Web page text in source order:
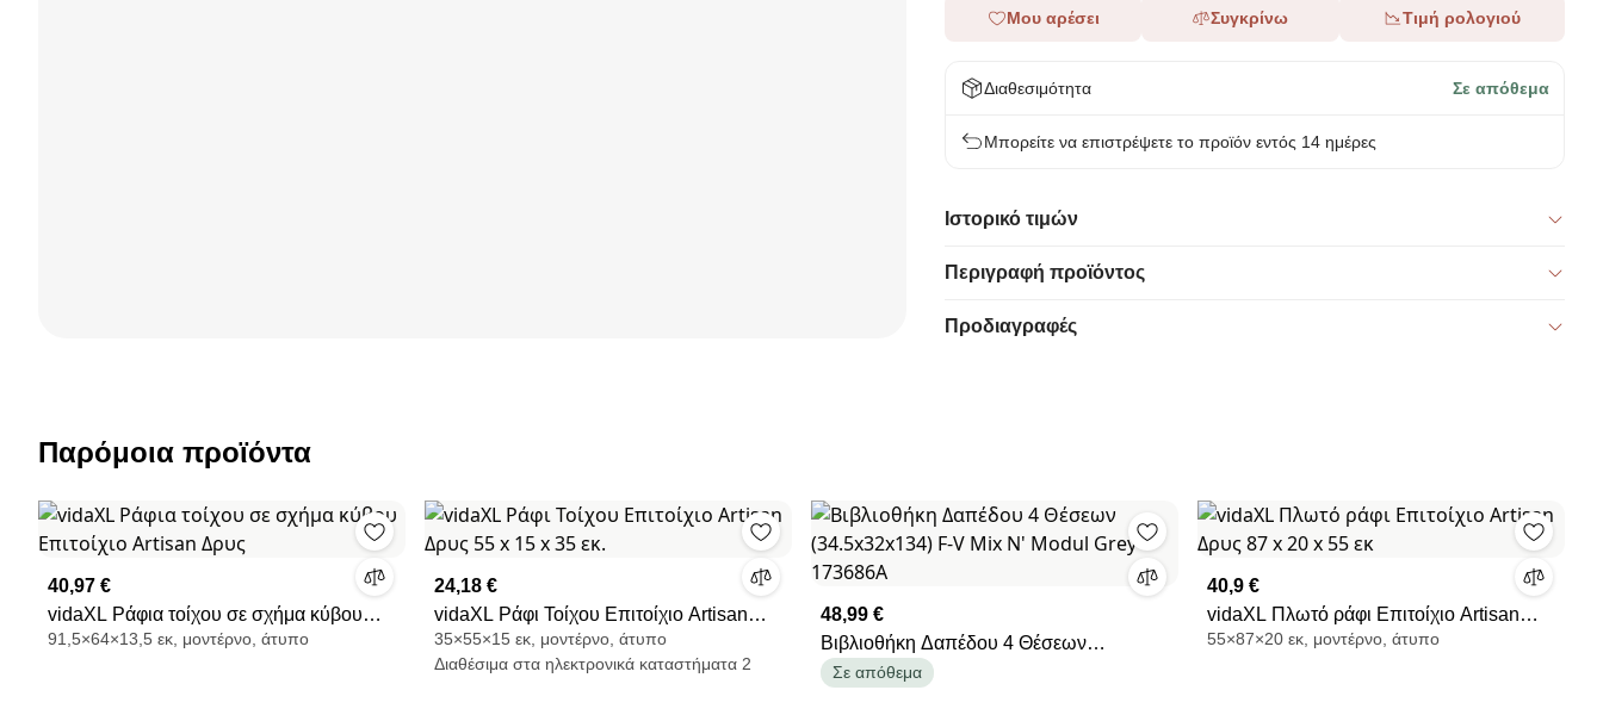
Μου αρέσει Συγκρίνω Τιμή ρολογιού
Διαθεσιμότητα Σε απόθεμα
Μπορείτε να επιστρέψετε το προϊόν εντός 14 ημέρες
Ιστορικό τιμών
Περιγραφή προϊόντος
Προδιαγραφές
Παρόμοια προϊόντα
40,97 €
vidaXL Ράφια τοίχου σε σχήμα κύβου
Επιτοίχιο Artisan Δρυς
91,5×64×13,5 εκ, μοντέρνο, άτυπο
24,18 €
vidaXL Ράφι Τοίχου Επιτοίχιο Artisan
Δρυς 55 x 15 x 35 εκ.
35×55×15 εκ, μοντέρνο, άτυπο
Διαθέσιμα στα ηλεκτρονικά καταστήματα 2
48,99 €
Βιβλιοθήκη Δαπέδου 4 Θέσεων
(34.5x32x134) F-V Mix N' Modul Grey
Σε απόθεμα
40,9 €
vidaXL Πλωτό ράφι Επιτοίχιο Artisan
Δρυς 87 x 20 x 55 εκ
55×87×20 εκ, μοντέρνο, άτυπο